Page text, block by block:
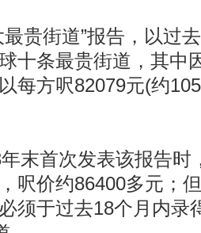
街道”报告，以过
十条最贵街道，其中
每方呎82079元(约
首次发表该报告时
呎价约86400多元；
须于过去18个月内录